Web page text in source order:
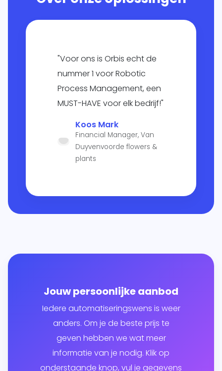
"Voor ons is Orbis echt de
nummer 1 voor Robotic
Process Management, een
MUST-HAVE voor elk bedrijf!"
Koos Mark
Financial Manager, Van
Duyvenvoorde flowers &
plants
Jouw persoonlijke aanbod
Iedere automatiseringswens is weer
anders. Om je de beste prijs te
geven hebben we wat meer
informatie van je nodig. Klik op
onderstaande knop, vul je gegevens